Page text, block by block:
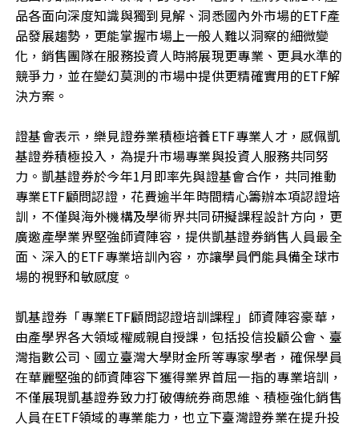
品各面向深度知識與獨到見解、洞悉國內外市場的ETF產
品發展趨勢，更能掌握市場上一般人難以洞察的細微變
化，銷售團隊在服務投資人時將展現更專業、更具水準的
競爭力，並在變幻莫測的市場中提供更精確實用的ETF解
決方案。
證基會表示，樂見證券業積極培養ETF專業人才，感佩凱
基證券積極投入，為提升市場專業與投資人服務共同努
力。凱基證券於今年1月即率先與證基會合作，共同推動
專業ETF顧問認證，花費逾半年時間精心籌辦本項認證培
訓，不僅與海外機構及學術界共同研擬課程設計方向，更
廣邀產學業界堅強師資陣容，提供凱基證券銷售人員最全
面、深入的ETF專業培訓內容，亦讓學員們能具備全球市
場的視野和敏感度。
凱基證券「專業ETF顧問認證培訓課程」師資陣容豪華，
由產學界各大領域權威親自授課，包括投信投顧公會、臺
灣指數公司、國立臺灣大學財金所等專家學者，確保學員
在華麗堅強的師資陣容下獲得業界首屈一指的專業培訓，
不僅展現凱基證券致力打破傳統券商思維、積極強化銷售
人員在ETF領域的專業能力，也立下臺灣證券業在提升投